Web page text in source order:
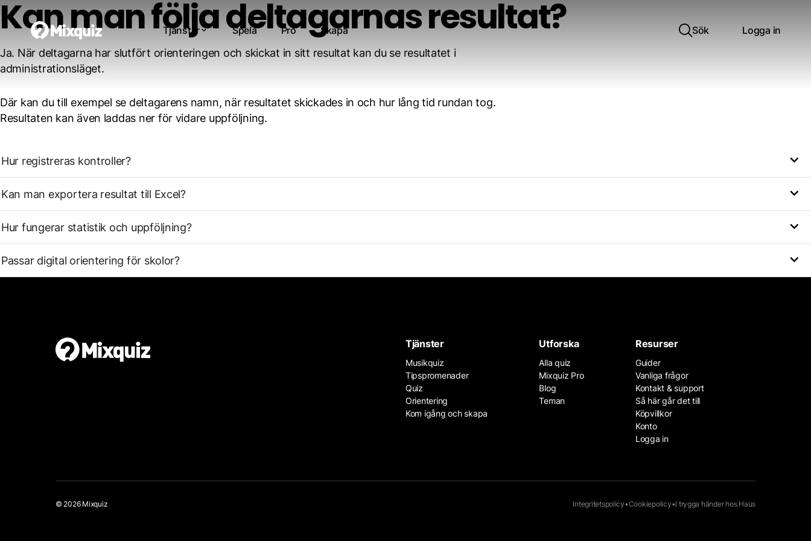
Tjänster Spela Pro Skapa Sök Logga in
Kan man följa deltagarnas resultat?
Ja. När deltagarna har slutfört orienteringen och skickat in sitt resultat kan du se resultatet i
administrationsläget.
Där kan du till exempel se deltagarens namn, när resultatet skickades in och hur lång tid rundan tog.
Resultaten kan även laddas ner för vidare uppföljning.
Hur registreras kontroller?
Kan man exportera resultat till Excel?
Hur fungerar statistik och uppföljning?
Passar digital orientering för skolor?
Tjänster
Musikquiz
Tipspromenader
Quiz
Orientering
Kom igång och skapa
Utforska
Alla quiz
Mixquiz Pro
Blog
Teman
Resurser
Guider
Vanliga frågor
Kontakt & support
Så här går det till
Köpvillkor
Konto
Logga in
© 2026 Mixquiz Integritetspolicy•Cookiepolicy•I trygga händer hos Haus